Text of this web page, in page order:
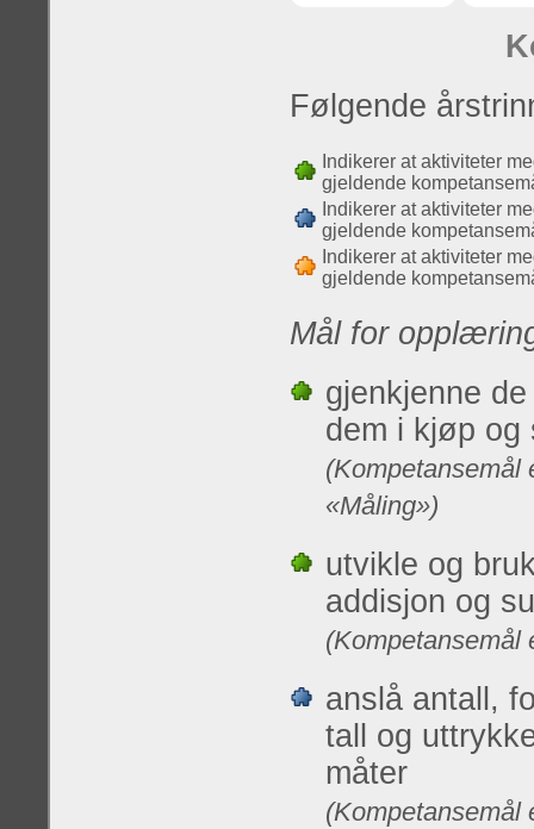
Følgende
Indikerer at aktiviteter
gjeldende
Indikerer at aktiviteter
gjeldende
Indikerer at aktiviteter
gjeldende
Mål for
gjenkjenne
dem i kjøp og
(Kompetansemål
«Måling»)
utvikle og
addisjon og
(Kompetansemål
anslå antall,
tall og
måter
(Kompetansemål